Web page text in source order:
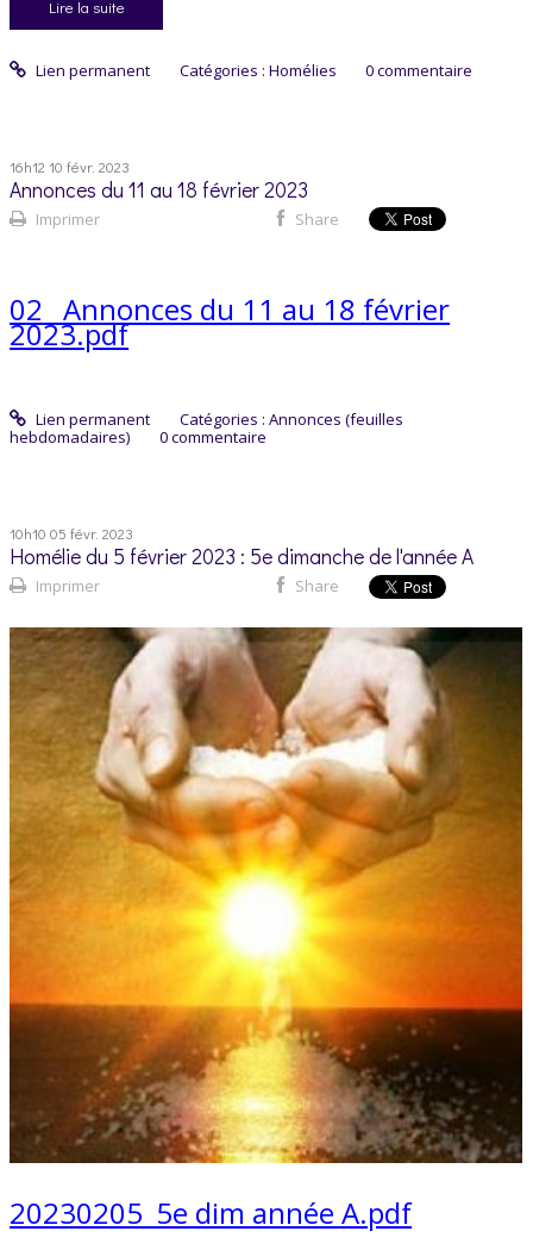
Lire la suite
Lien permanent Catégories : Homélies 0commentaire
16h12 10 févr. 2023
Annonces du 11 au 18 février 2023
Imprimer Share
02_ Annonces du 11 au 18 février
2023.pdf
Lien permanent Catégories : Annonces (feuilles
hebdomadaires)
0commentaire
10h10 05 févr. 2023
Homélie du 5 février 2023 : 5e dimanche de l'année A
Imprimer Share
20230205_5e dim année A.pdf